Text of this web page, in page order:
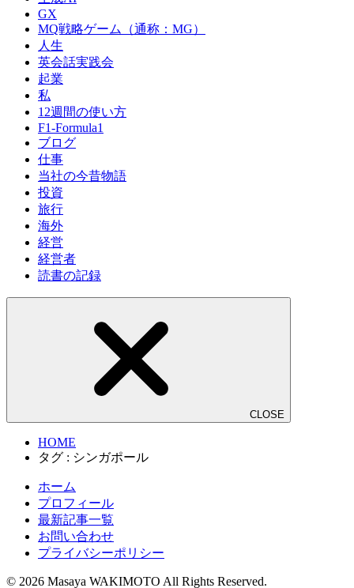
GX
MQ戦略ゲーム（通称：MG）
人生
英会話実践会
起業
私
12週間の使い方
F1-Formula1
ブログ
仕事
当社の今昔物語
投資
旅行
海外
経営
経営者
読書の記録
CLOSE
HOME
タグ : シンガポール
ホーム
プロフィール
最新記事一覧
お問い合わせ
プライバシーポリシー
© 2026 Masaya WAKIMOTO All Rights Reserved.